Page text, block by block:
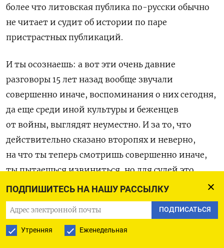
ПОДПИШИТЕСЬ НА НАШУ РАССЫЛКУ
ПОДПИСАТЬСЯ
Утренняя Еженедельная
более что литовская публика по-русски обычно
не читает и судит об истории по паре
пристрастных публикаций.
И ты осознаешь: а вот эти очень давние
разговоры 15 лет назад вообще звучали
совершенно иначе, воспоминания о них сегодня,
да еще среди иной культуры и беженцев
от войны, выглядят неуместно. И за то, что
действительно сказано второпях и неверно,
на что ты теперь смотришь совершенно иначе,
ты пытаешься извиниться, но для судей это
лишь усугубляет твою вину. И тут же откуда-то
сбоку раздаются голоса: ага, это он лижет сапог,
которым его пинают.